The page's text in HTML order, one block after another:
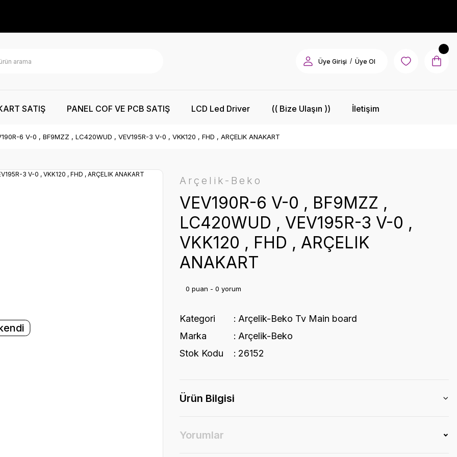
Üye Girişi / Üye Ol
SATIŞ PANEL COF VE PCB SATIŞ LCD Led Driver (( Bize Ulaşın )) İletişim
6 V-0 , BF9MZZ , LC420WUD , VEV195R-3 V-0 , VKK120 , FHD , ARÇELIK ANAKART
Arçelik-Beko
VEV190R-6 V-0 , BF9MZZ ,
LC420WUD , VEV195R-3 V-0 ,
VKK120 , FHD , ARÇELIK
ANAKART
0 puan - 0 yorum
Kategori
Arçelik-Beko Tv Main board
Marka
Arçelik-Beko
Stok Kodu
26152
Ürün Bilgisi
Yorumlar